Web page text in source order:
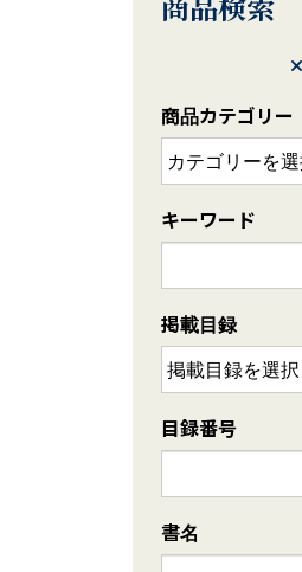
商品カテゴリー
キーワード
掲載目録
目録番号
書名